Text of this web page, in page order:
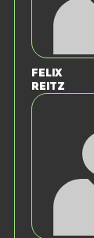
Felix
Reitz